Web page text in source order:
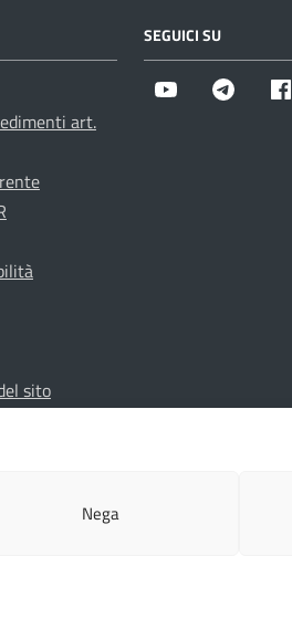
Nega
art.
sito
SEGUICI SU
Youtube Telegram